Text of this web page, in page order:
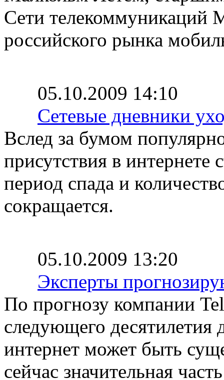
Сети телекоммуникаций
российского рынка
05.10.2009 14:10
Сетевые дневники
Вслед за бумом
присутствия в интернете
период спада и
сокращается.
05.10.2009 13:20
Эксперты
По прогнозу компании
следующего десятилетия
интернет может быть
сейчас значительная